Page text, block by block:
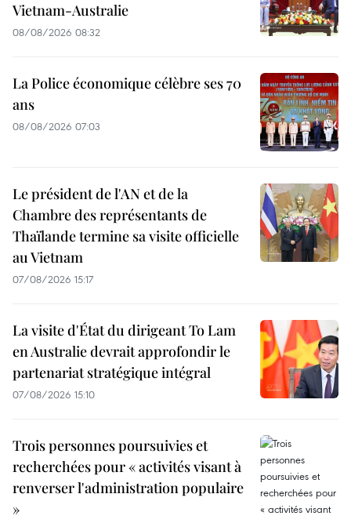
Vietnam-Australie
08/08/2026 08:32
La Police économique célèbre ses 70
ans
08/08/2026 07:03
Le président de l'AN et de la
Chambre des représentants de
Thaïlande termine sa visite officielle
au Vietnam
07/08/2026 15:17
La visite d'État du dirigeant To Lam
en Australie devrait approfondir le
partenariat stratégique intégral
07/08/2026 15:10
Trois personnes poursuivies et
recherchées pour « activités visant à
renverser l'administration populaire
»